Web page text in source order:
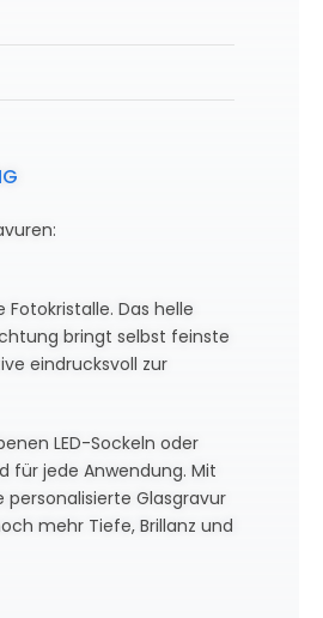
Das helle
bringt selbst feinste
eindrucksvoll zur
LED-Sockeln oder
für jede Anwendung. Mit
Glasgravur
mehr Tiefe, Brillanz und